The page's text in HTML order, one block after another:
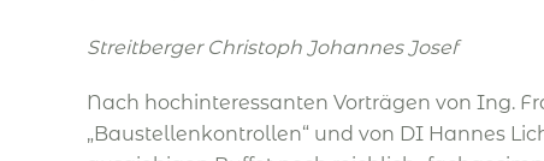
Streitberger Christoph Johannes Josef
Nach hochinteressanten Vorträgen von Ing.
„Baustellenkontrollen“ und von DI Hannes